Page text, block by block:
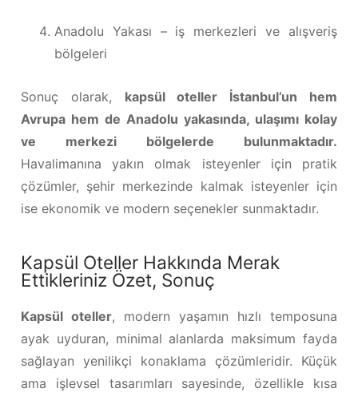
Anadolu Yakası – iş merkezleri ve alışveriş
bölgeleri
Sonuç olarak, kapsül oteller İstanbul’un hem
Avrupa hem de Anadolu yakasında, ulaşımı kolay
ve merkezi bölgelerde bulunmaktadır.
Havalimanına yakın olmak isteyenler için pratik
çözümler, şehir merkezinde kalmak isteyenler için
ise ekonomik ve modern seçenekler sunmaktadır.
Kapsül Oteller Hakkında Merak
Ettikleriniz Özet, Sonuç
Kapsül oteller, modern yaşamın hızlı temposuna
ayak uyduran, minimal alanlarda maksimum fayda
sağlayan yenilikçi konaklama çözümleridir. Küçük
ama işlevsel tasarımları sayesinde, özellikle kısa